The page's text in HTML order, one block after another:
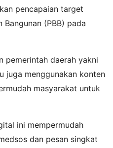
pencapaian target
Bangunan (PBB) pada
pemerintah daerah yakni
juga menggunakan konten
masyarakat untuk
ini mempermudah
dan pesan singkat